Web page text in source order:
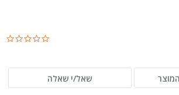
שאל/י שאלה